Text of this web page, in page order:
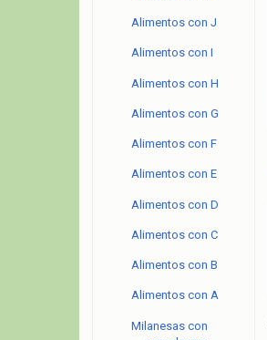
Alimentos con J
Alimentos con I
Alimentos con H
Alimentos con G
Alimentos con F
Alimentos con E
Alimentos con D
Alimentos con C
Alimentos con B
Alimentos con A
Milanesas con